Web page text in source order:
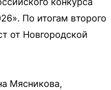
По итогам второго
от Новгородской
Мясникова,